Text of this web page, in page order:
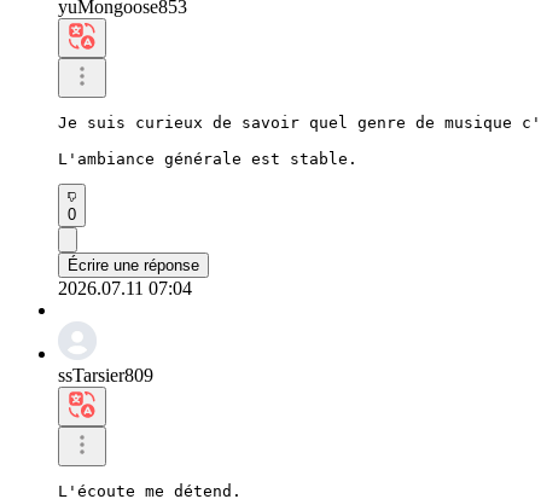
yuMongoose853
Je suis curieux de savoir quel genre de musique
L'ambiance générale est stable.
0
Écrire une réponse
2026.07.11 07:04
ssTarsier809
L'écoute me détend.